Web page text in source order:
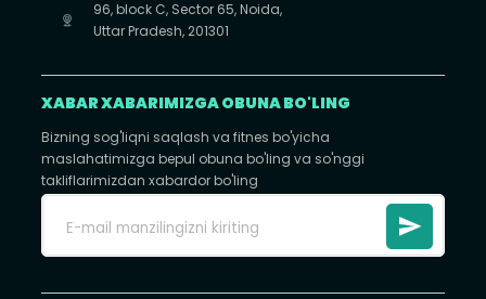
96, block C, Sector 65, Noida,
Uttar Pradesh, 201301
XABAR XABARIMIZGA OBUNA BO'LING
Bizning sog'liqni saqlash va fitnes bo'yicha
maslahatimizga bepul obuna bo'ling va so'nggi
takliflarimizdan xabardor bo'ling